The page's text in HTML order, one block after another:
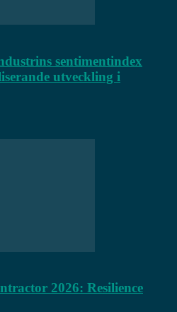
sentimentindex
utveckling i
2026: Resilience